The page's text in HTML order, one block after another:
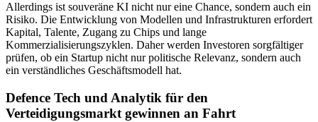
Allerdings ist souveräne KI nicht nur eine Chance, sondern auch ein
Risiko. Die Entwicklung von Modellen und Infrastrukturen erfordert
Kapital, Talente, Zugang zu Chips und lange
Kommerzialisierungszyklen. Daher werden Investoren sorgfältiger
prüfen, ob ein Startup nicht nur politische Relevanz, sondern auch
ein verständliches Geschäftsmodell hat.
Defence Tech und Analytik für den
Verteidigungsmarkt gewinnen an Fahrt